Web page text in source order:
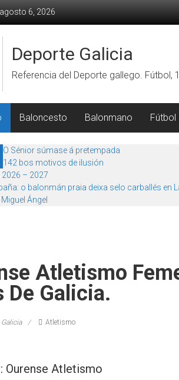
6, 2026
Deporte Galicia
Referencia del Deporte gallego. Fútbol,
Baloncesto Balonmano Fútbol
O Sénior súmase á pretempada
142 bos motivos de ilusión
– 2027
o balonmán praia deixa selo carballés en
Ángel
Atletismo
De Galicia.
Atletismo
Ourense Atletismo